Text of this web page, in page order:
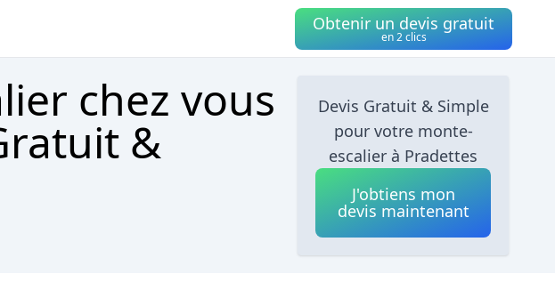
Obtenir un devis gratuit
en 2 clics
chez vous
&
Devis Gratuit & Simple
pour votre monte-
escalier à Pradettes
J'obtiens mon
devis maintenant